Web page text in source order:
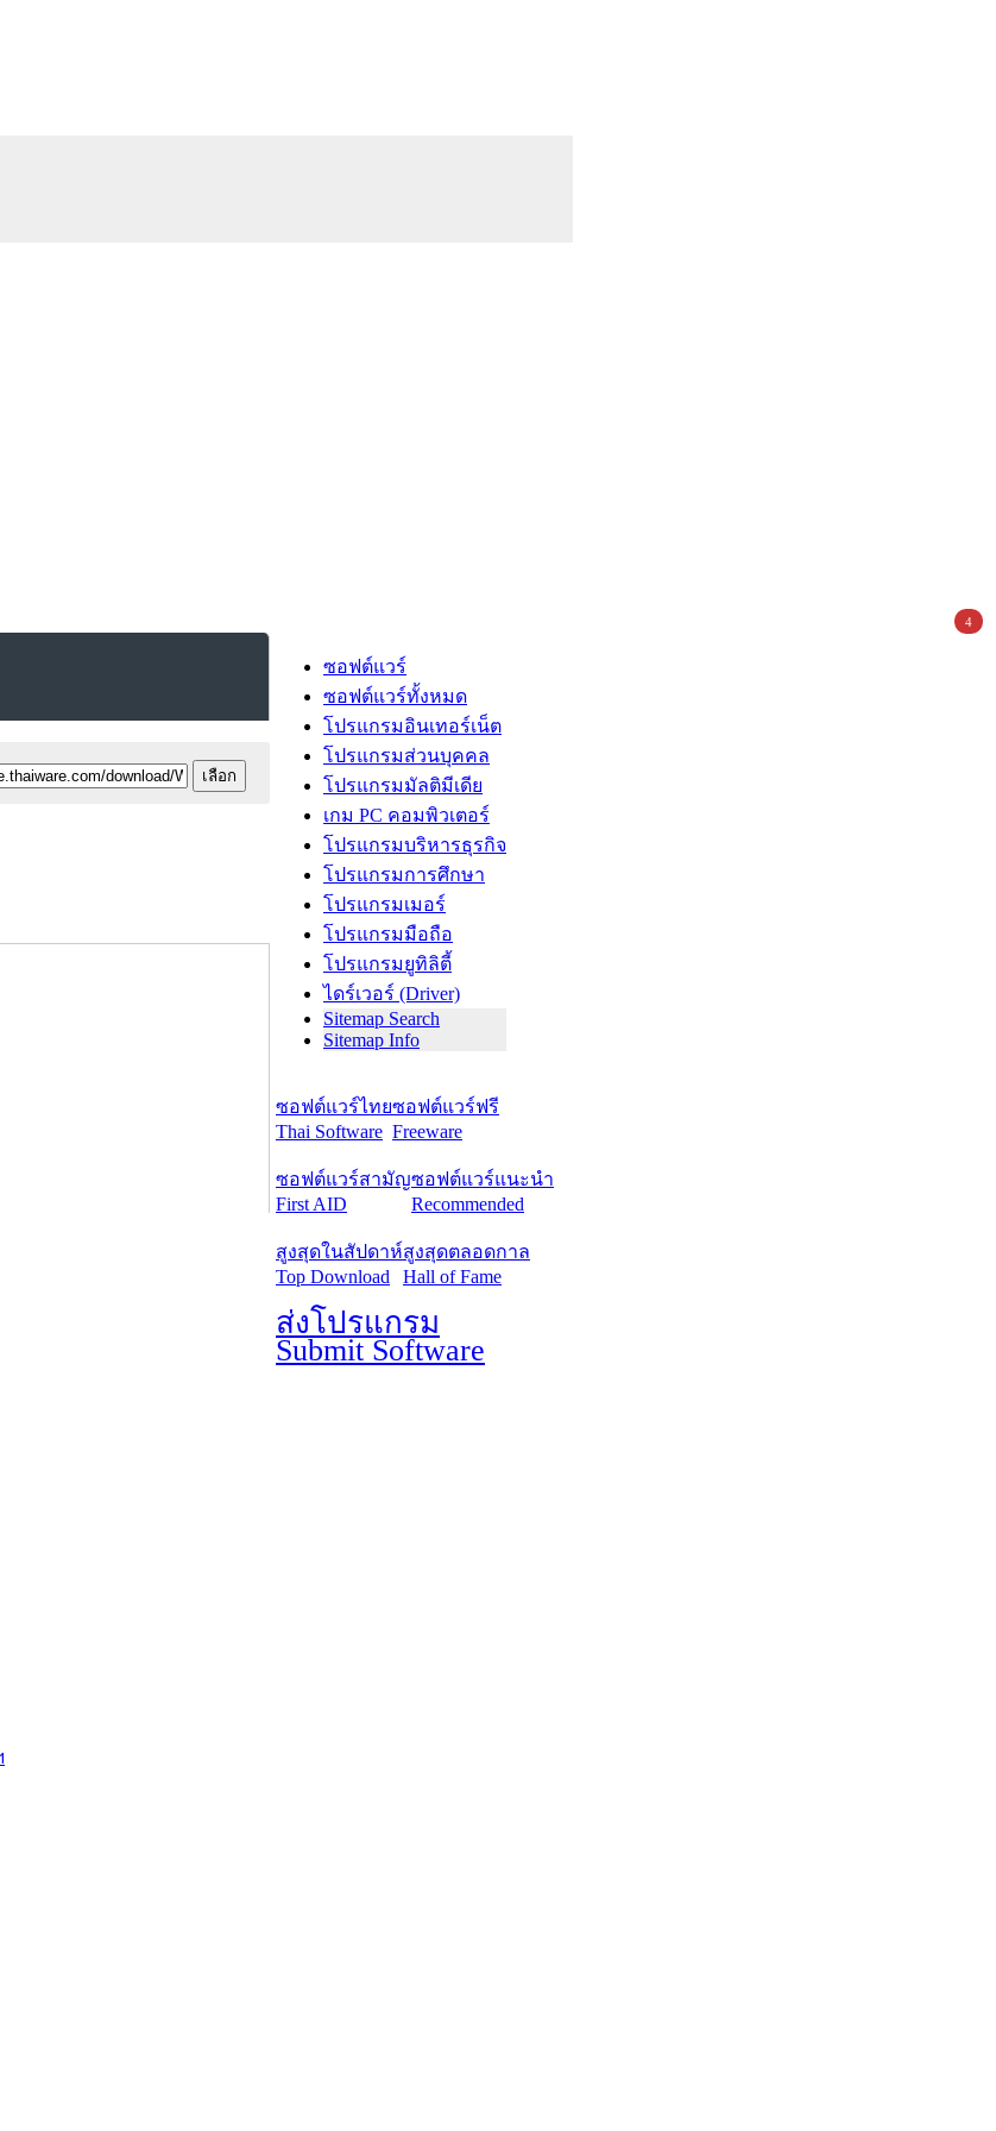
ซอฟต์แวร์
ซอฟต์แวร์ทั้งหมด
โปรแกรมอินเทอร์เน็ต
โปรแกรมส่วนบุคคล
โปรแกรมมัลติมีเดีย
เกม PC คอมพิวเตอร์
โปรแกรมบริหารธุรกิจ
โปรแกรมการศึกษา
โปรแกรมเมอร์
โปรแกรมมือถือ
โปรแกรมยูทิลิตี้
ไดร์เวอร์ (Driver)
Sitemap Search
Sitemap Info
ซอฟต์แวร์ไทย
Thai Software
ซอฟต์แวร์ฟรี
Freeware
ซอฟต์แวร์สามัญ
First AID
ซอฟต์แวร์แนะนำ
Recommended
สูงสุดในสัปดาห์
Top Download
สูงสุดตลอดกาล
Hall of Fame
ส่งโปรแกรม
Submit Software
4